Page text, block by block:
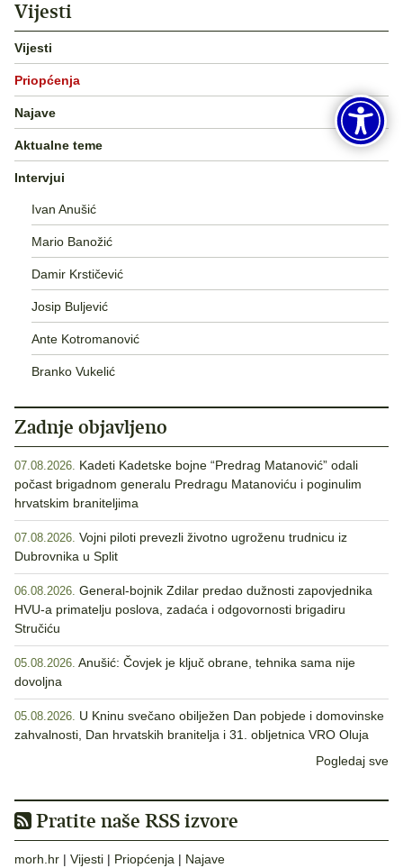
Vijesti
Vijesti
Priopćenja
Najave
Aktualne teme
Intervjui
Ivan Anušić
Mario Banožić
Damir Krstičević
Josip Buljević
Ante Kotromanović
Branko Vukelić
Zadnje objavljeno
07.08.2026. Kadeti Kadetske bojne “Predrag Matanović” odali
počast brigadnom generalu Predragu Matanoviću i poginulim
hrvatskim braniteljima
07.08.2026. Vojni piloti prevezli životno ugroženu trudnicu iz
Dubrovnika u Split
06.08.2026. General-bojnik Zdilar predao dužnosti zapovjednika
HVU-a primatelju poslova, zadaća i odgovornosti brigadiru
Stručiću
05.08.2026. Anušić: Čovjek je ključ obrane, tehnika sama nije
dovoljna
05.08.2026. U Kninu svečano obilježen Dan pobjede i domovinske
zahvalnosti, Dan hrvatskih branitelja i 31. obljetnica VRO Oluja
Pogledaj sve
Pratite naše RSS izvore
morh.hr | Vijesti | Priopćenja | Najave